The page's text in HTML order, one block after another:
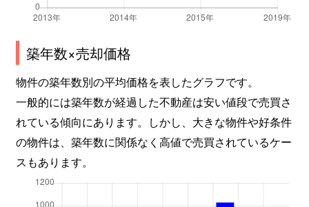
築年数×売却価格
物件の築年数別の平均価格を表したグラフです。
一般的には築年数が経過した不動産は安い値段で売買さ
れている傾向にあります。しかし、大きな物件や好条件
の物件は、築年数に関係なく高値で売買されているケー
スもあります。